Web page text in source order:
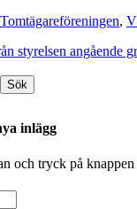
Tomtägareföreningen,
styrelsen angående
inlägg
och tryck på